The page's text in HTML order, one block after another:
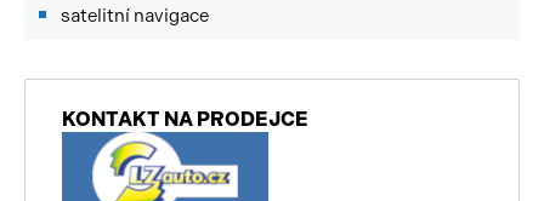
satelitní navigace
KONTAKT NA PRODEJCE